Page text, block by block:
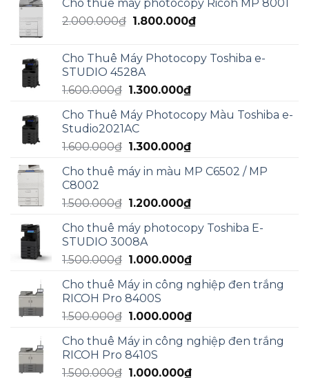
là:
5.000.000₫.
tại
Cho thuê máy photocopy Ricoh MP 8001
2.000.000₫ Giá
2.000.000₫.
1.800.000₫Giá
là:
Cho Thuê Máy Photocopy Toshiba e-
STUDIO 4528A
1.600.000₫ Giá
là:
1.600.000₫.
1.300.000₫Giá
tại
1.300.000₫.
Cho Thuê Máy Photocopy Màu Toshiba e-
Studio2021AC
1.600.000₫ Giá
là:
1.300.000₫Giá
tại
1.300.000₫.
Cho thuê máy in màu MP C6502 / MP
C8002
1.500.000₫ Giá
là:
1.500.000₫.
1.200.000₫Giá
tại
1.200.000₫.
Cho thuê máy photocopy Toshiba E-
STUDIO 3008A
1.500.000₫ Giá
là:
1.500.000₫.
1.000.000₫Giá
tại
1.000.000₫.
Cho thuê Máy in công nghiệp đen trắng
RICOH Pro 8400S
1.500.000₫ Giá
là:
1.500.000₫.
1.000.000₫Giá
tại
1.000.000₫.
Cho thuê Máy in công nghiệp đen trắng
RICOH Pro 8410S
1.500.000₫ Giá
1.000.000₫Giá